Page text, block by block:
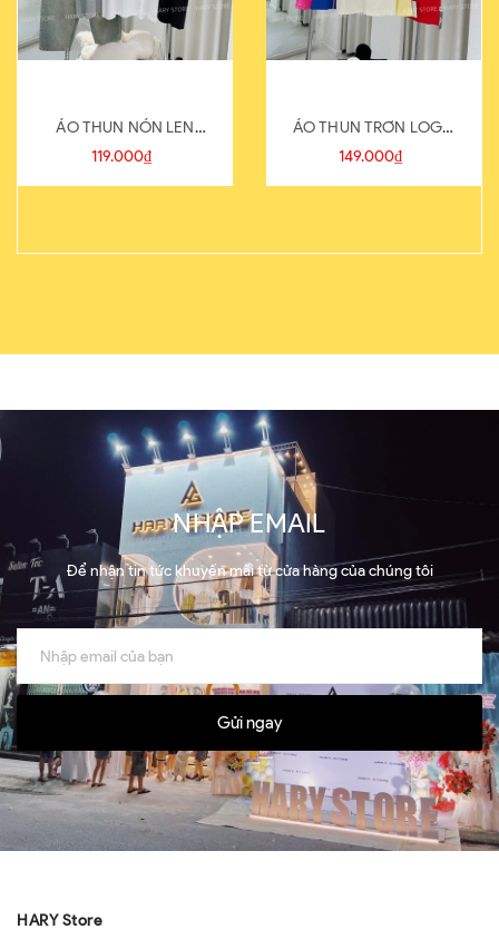
ÁO THUN NÓN LEN
821-1
119.000₫
ÁO THUN TRƠN LOGO
SAU
149.000₫
NHẬP EMAIL
Để nhận tin tức khuyến mãi từ cửa hàng của chúng tôi
Gửi ngay
HARY Store